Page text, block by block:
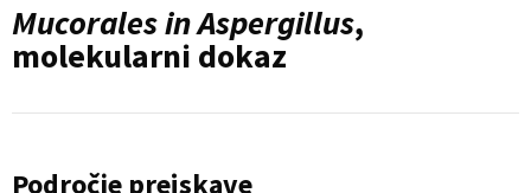
Mucorales in Aspergillus,
molekularni dokaz
Področje preiskave